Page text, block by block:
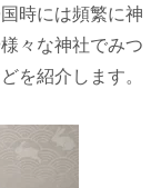
時には頻繁に神
々な神社でみつ
を紹介します。